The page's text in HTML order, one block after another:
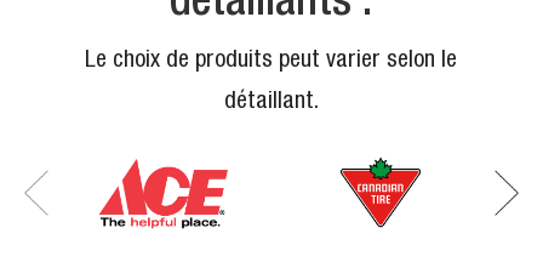
Le choix de produits peut varier selon le
détaillant.